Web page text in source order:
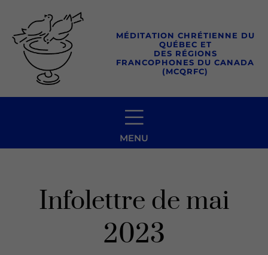
contenu
MÉDITATION CHRÉTIENNE DU
QUÉBEC ET
DES RÉGIONS
FRANCOPHONES DU CANADA
(MCQRFC)
MENU
Infolettre de mai
2023